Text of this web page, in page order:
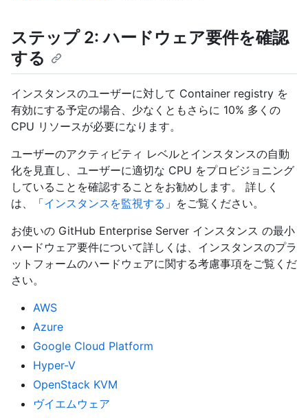
ステップ 2: ハードウェア要件を確認
する
インスタンスのユーザーに対して Container registry を
有効にする予定の場合、少なくともさらに 10% 多くの
CPU リソースが必要になります。
ユーザーのアクティビティ レベルとインスタンスの自動
化を見直し、ユーザーに適切な CPU をプロビジョニング
していることを確認することをお勧めします。 詳しく
は、「インスタンスを監視する 」をご覧ください。
お使いの GitHub Enterprise Server インスタンス の最小
ハードウェア要件について詳しくは、インスタンスのプラ
ットフォームのハードウェアに関する考慮事項をご覧くだ
さい。
AWS
Azure
Google Cloud Platform
Hyper-V
OpenStack KVM
ヴイエムウェア